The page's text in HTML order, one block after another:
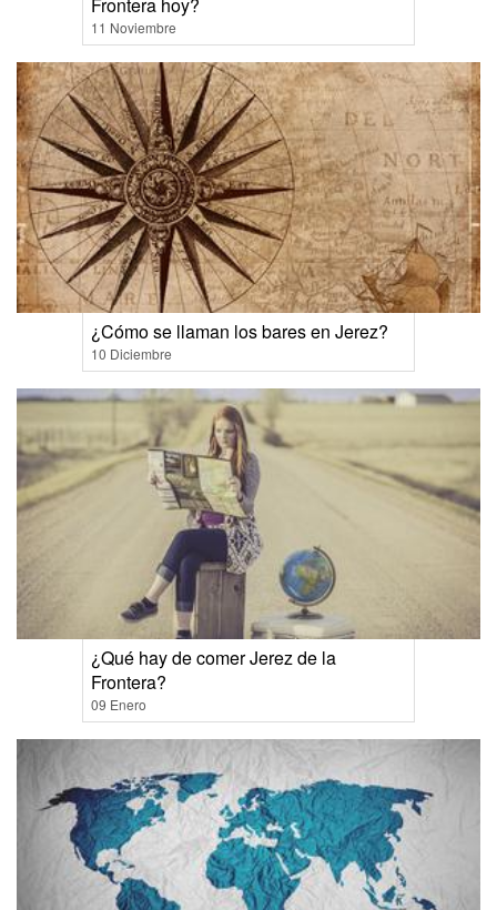
Frontera hoy?
11 Noviembre
¿Cómo se llaman los bares en Jerez?
10 Diciembre
¿Qué hay de comer Jerez de la
Frontera?
09 Enero